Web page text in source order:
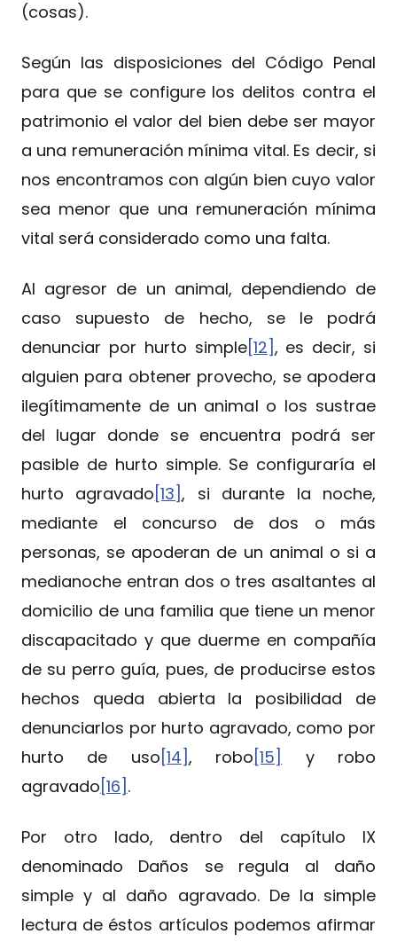
(cosas).
Según las disposiciones del Código Penal
para que se configure los delitos contra el
patrimonio el valor del bien debe ser mayor
a una remuneración mínima vital. Es decir, si
nos encontramos con algún bien cuyo valor
sea menor que una remuneración mínima
vital será considerado como una falta.
Al agresor de un animal, dependiendo de
caso supuesto de hecho, se le podrá
denunciar por hurto simple[12], es decir, si
alguien para obtener provecho, se apodera
ilegítimamente de un animal o los sustrae
del lugar donde se encuentra podrá ser
pasible de hurto simple. Se configuraría el
hurto agravado [13], si durante la noche,
mediante el concurso de dos o más
personas, se apoderan de un animal o si a
medianoche entran dos o tres asaltantes al
domicilio de una familia que tiene un menor
discapacitado y que duerme en compañía
de su perro guía, pues, de producirse estos
hechos queda abierta la posibilidad de
denunciarlos por hurto agravado, como por
hurto de uso [14], robo [15]
y robo
agravado [16] .
Por otro lado, dentro del capítulo IX
denominado Daños se regula al daño
simple y al daño agravado. De la simple
lectura de éstos artículos podemos afirmar